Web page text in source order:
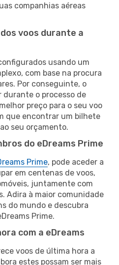
companhias aéreas
voos durante a
usando um
com base na procura
Por conseguinte, o
durante o processo de
preço para o seu voo
que encontrar um bilhete
seu orçamento.
do eDreams Prime
Prime, pode aceder a
em centenas de voos,
juntamente com
Adira à maior comunidade
do mundo e descubra
Prime.
com a eDreams
voos de última hora a
estes possam ser mais